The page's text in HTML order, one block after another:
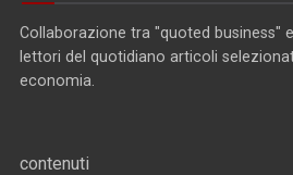
Collaborazione tra "quoted business" e
lettori del quotidiano articoli
economia.
contenuti